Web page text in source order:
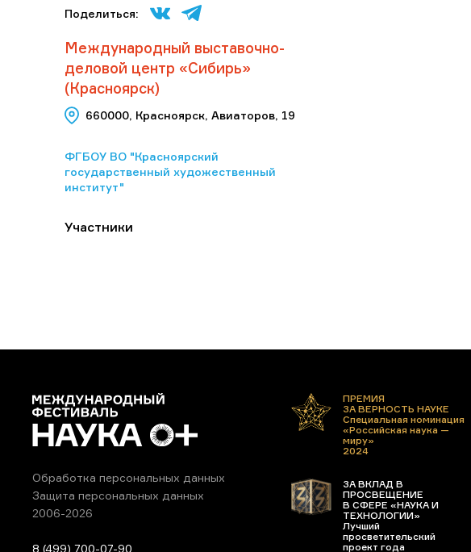
Поделиться:
Международный выставочно-
деловой центр «Сибирь»
(Красноярск)
660000, Красноярск, Авиаторов, 19
ФГБОУ ВО "Красноярский
государственный художественный
институт"
Участники
Обработка персональных данных
Защита персональных данных
2006-2026
8 (499) 700-07-90
ПРЕМИЯ
ЗА ВЕРНОСТЬ НАУКЕ
Специальная номинация
«Российская наука —
миру»
2024
ЗА ВКЛАД В
ПРОСВЕЩЕНИЕ
В СФЕРЕ «НАУКА И
ТЕХНОЛОГИИ»
Лучший
просветительский
проект года